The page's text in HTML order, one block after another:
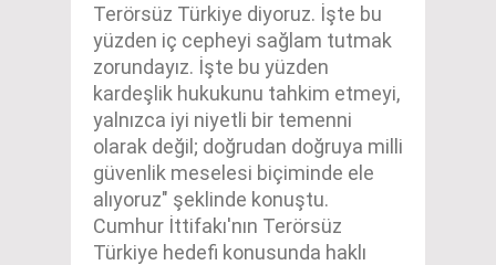
Terörsüz Türkiye diyoruz. İşte bu
yüzden iç cepheyi sağlam tutmak
zorundayız. İşte bu yüzden
kardeşlik hukukunu tahkim etmeyi,
yalnızca iyi niyetli bir temenni
olarak değil; doğrudan doğruya milli
güvenlik meselesi biçiminde ele
alıyoruz" şeklinde konuştu.
Cumhur İttifakı'nın Terörsüz
Türkiye hedefi konusunda haklı